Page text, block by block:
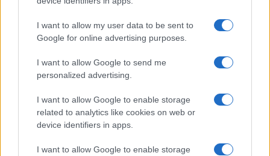
I want to allow my user data to be sent to
Google for online advertising purposes.
I want to allow Google to send me
personalized advertising.
I want to allow Google to enable storage
related to analytics like cookies on web or
device identifiers in apps.
I want to allow Google to enable storage
dell’autorità giudiziaria”. Forse stava verificando
anche lì il “moto ondulatorio” dei suoi pugni?
#LUCIANA LAMORGESE
30